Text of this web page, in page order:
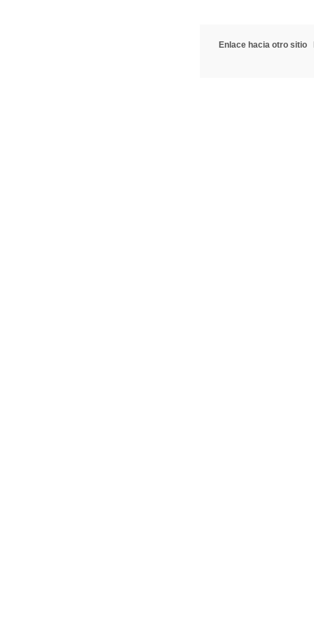
Enlace hacia otro sitio